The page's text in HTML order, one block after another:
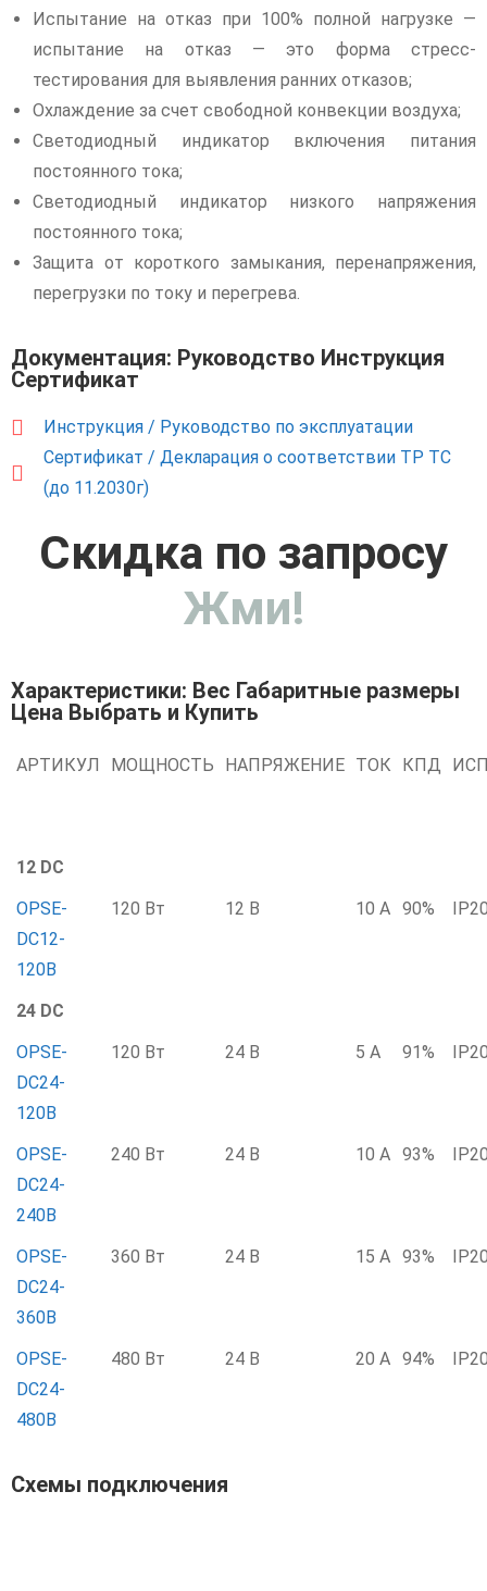
Испытание на отказ при 100% полной нагрузке —
испытание на отказ — это форма стресс-
тестирования для выявления ранних отказов;
Охлаждение за счет свободной конвекции воздуха;
Светодиодный индикатор включения питания
постоянного тока;
Светодиодный индикатор низкого напряжения
постоянного тока;
Защита от короткого замыкания, перенапряжения,
перегрузки по току и перегрева.
Документация: Руководство Инструкция
Сертификат
Инструкция / Руководство по эксплуатации
Сертификат / Декларация о соответствии ТР ТС
(до 11.2030г)
Скидка по запросу
Жми!
Характеристики: Вес Габаритные размеры
Цена Выбрать и Купить
АРТИКУЛ МОЩНОСТЬ НАПРЯЖЕНИЕ ТОК КПД
12 DC
OPSE-
DC12-
120B
120 Вт 12 В 10 А 90%
24 DC
OPSE-
DC24-
120B
120 Вт 24 В 5 А 91%
OPSE-
DC24-
240B
240 Вт 24 В 10 А 93%
OPSE-
DC24-
360B
360 Вт 24 В 15 А 93%
OPSE-
DC24-
480B
480 Вт 24 В 20 А 94%
Схемы подключения